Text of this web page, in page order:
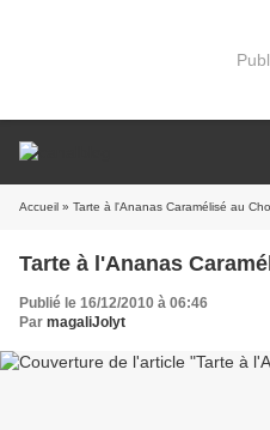
Accueil » Tarte à l'Ananas Caramélisé au
Tarte à l'Ananas
Publié le 16/12/2010 à 06:46
Par magaliJolyt